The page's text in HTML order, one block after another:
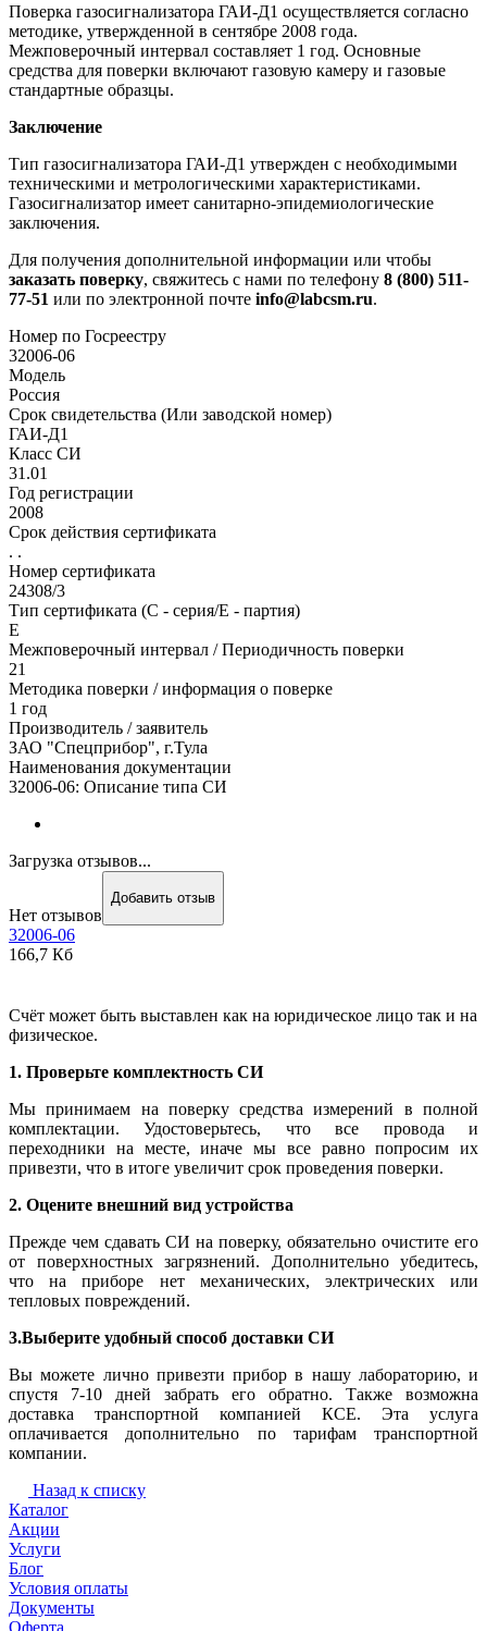
Поверка газосигнализатора ГАИ-Д1 осуществляется согласно
методике, утвержденной в сентябре 2008 года.
Межповерочный интервал составляет 1 год. Основные
средства для поверки включают газовую камеру и газовые
стандартные образцы.
Заключение
Тип газосигнализатора ГАИ-Д1 утвержден с необходимыми
техническими и метрологическими характеристиками.
Газосигнализатор имеет санитарно-эпидемиологические
заключения.
Для получения дополнительной информации или чтобы
заказать поверку, свяжитесь с нами по телефону 8 (800) 511-
77-51 или по электронной почте info@labcsm.ru.
Номер по Госреестру
32006-06
Модель
Россия
Срок свидетельства (Или заводской номер)
ГАИ-Д1
Класс СИ
31.01
Год регистрации
2008
Срок действия сертификата
. .
Номер сертификата
24308/3
Тип сертификата (C - серия/E - партия)
Е
Межповерочный интервал / Периодичность поверки
21
Методика поверки / информация о поверке
1 год
Производитель / заявитель
ЗАО "Спецприбор", г.Тула
Наименования документации
32006-06: Описание типа СИ
Загрузка отзывов...
Нет отзывов
Добавить отзыв
32006-06
166,7 Кб
Счёт может быть выставлен как на юридическое лицо так и на
физическое.
1. Проверьте комплектность СИ
Мы принимаем на поверку средства измерений в полной
комплектации. Удостоверьтесь, что все провода и
переходники на месте, иначе мы все равно попросим их
привезти, что в итоге увеличит срок проведения поверки.
2. Оцените внешний вид устройства
Прежде чем сдавать СИ на поверку, обязательно очистите его
от поверхностных загрязнений. Дополнительно убедитесь,
что на приборе нет механических, электрических или
тепловых повреждений.
3.Выберите удобный способ доставки СИ
Вы можете лично привезти прибор в нашу лабораторию, и
спустя 7-10 дней забрать его обратно. Также возможна
доставка транспортной компанией КСЕ. Эта услуга
оплачивается дополнительно по тарифам транспортной
компании.
Назад к списку
Каталог
Акции
Услуги
Блог
Условия оплаты
Документы
Оферта